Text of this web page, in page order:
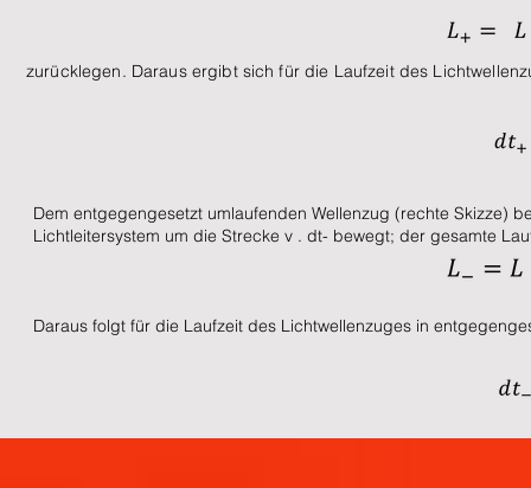
zurücklegen. Daraus ergibt sich für die Laufzeit des
Dem entgegengesetzt umlaufenden Wellenzug (rechte Skizze)
Lichtleitersystem um die Strecke v . dt- bewegt; der gesamte
Daraus folgt für die Laufzeit des Lichtwellenzuges in